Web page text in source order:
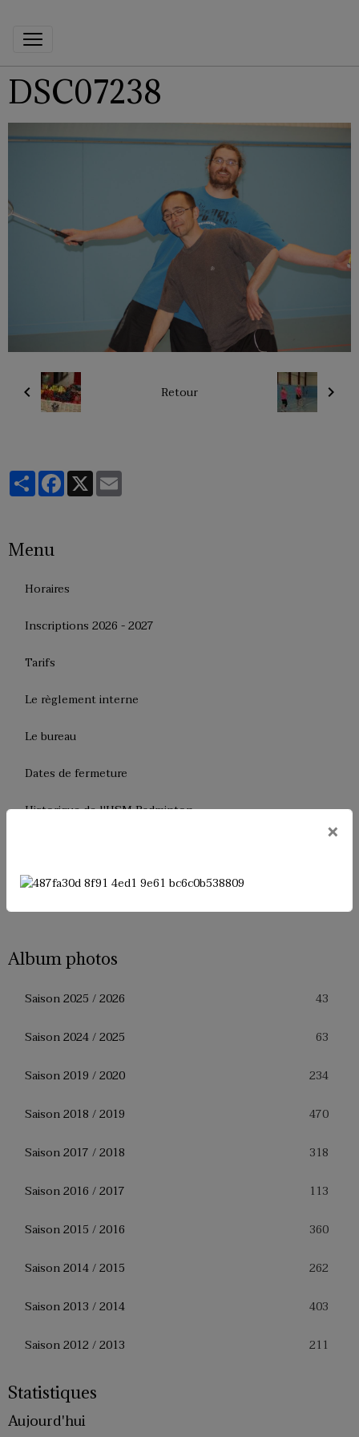
DSC07238
Retour
PartagerFacebook
X
Menu
Horaires
Inscriptions 2026 - 2027
Tarifs
Le règlement interne
Le bureau
Dates de fermeture
Historique de l'USM Badminton
Facebook
Album photos
Saison 2025 / 2026 43
Saison 2024 / 2025 63
Saison 2019 / 2020 234
Saison 2018 / 2019 470
Saison 2017 / 2018 318
Saison 2016 / 2017 113
Saison 2015 / 2016 360
Saison 2014 / 2015 262
Saison 2013 / 2014 403
Saison 2012 / 2013 211
Statistiques
Aujourd'hui
×